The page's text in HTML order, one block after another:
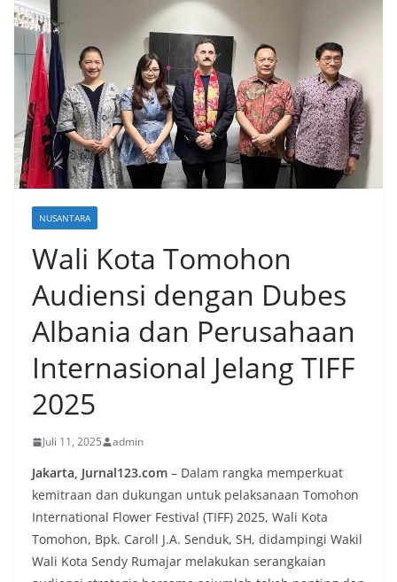
NUSANTARA
Wali Kota Tomohon
Audiensi dengan Dubes
Albania dan Perusahaan
Internasional Jelang TIFF
2025
Juli 11, 2025 admin
Jakarta, Jurnal123.com – Dalam rangka memperkuat
kemitraan dan dukungan untuk pelaksanaan Tomohon
International Flower Festival (TIFF) 2025, Wali Kota
Tomohon, Bpk. Caroll J.A. Senduk, SH, didampingi Wakil
Wali Kota Sendy Rumajar melakukan serangkaian